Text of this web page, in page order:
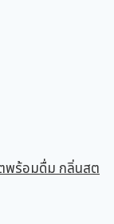
ตพร้อมดื่ม กลิ่นสต